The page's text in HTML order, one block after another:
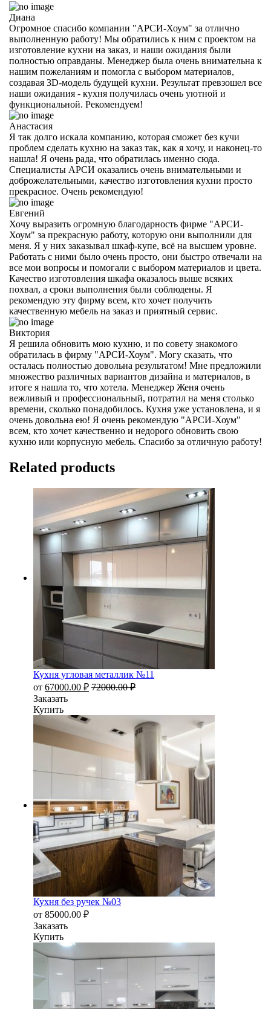
Диана
Огромное спасибо компании "АРСИ-Хоум" за отлично
выполненную работу! Мы обратились к ним с проектом на
изготовление кухни на заказ, и наши ожидания были
полностью оправданы. Менеджер была очень внимательна к
нашим пожеланиям и помогла с выбором материалов,
создавая 3D-модель будущей кухни. Результат превзошел все
наши ожидания - кухня получилась очень уютной и
функциональной. Рекомендуем!
Анастасия
Я так долго искала компанию, которая сможет без кучи
проблем сделать кухню на заказ так, как я хочу, и наконец-то
нашла! Я очень рада, что обратилась именно сюда.
Специалисты АРСИ оказались очень внимательными и
доброжелательными, качество изготовления кухни просто
прекрасное. Очень рекомендую!
Евгений
Хочу выразить огромную благодарность фирме "АРСИ-
Хоум" за прекрасную работу, которую они выполнили для
меня. Я у них заказывал шкаф-купе, всё на высшем уровне.
Работать с ними было очень просто, они быстро отвечали на
все мои вопросы и помогали с выбором материалов и цвета.
Качество изготовления шкафа оказалось выше всяких
похвал, а сроки выполнения были соблюдены. Я
рекомендую эту фирму всем, кто хочет получить
качественную мебель на заказ и приятный сервис.
Виктория
Я решила обновить мою кухню, и по совету знакомого
обратилась в фирму "АРСИ-Хоум". Могу сказать, что
осталась полностью довольна результатом! Мне предложили
множество различных вариантов дизайна и материалов, в
итоге я нашла то, что хотела. Менеджер Женя очень
вежливый и профессиональный, потратил на меня столько
времени, сколько понадобилось. Кухня уже установлена, и я
очень довольна ею! Я очень рекомендую "АРСИ-Хоум"
всем, кто хочет качественно и недорого обновить свою
кухню или корпусную мебель. Спасибо за отличную работу!
Related products
Кухня угловая металлик №11
от 67000.00 ₽ 72000.00₽
Заказать
Купить
Кухня без ручек №03
от 85000.00 ₽
Заказать
Купить